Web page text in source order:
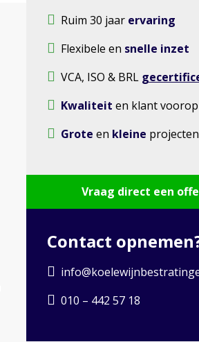
Ruim 30 jaar ervaring
Flexibele en snelle inzet
VCA, ISO & BRL
Kwaliteit en klant voorop
Grote en kleine projecten
Vraag direct een
Contact
010 – 442 57 18